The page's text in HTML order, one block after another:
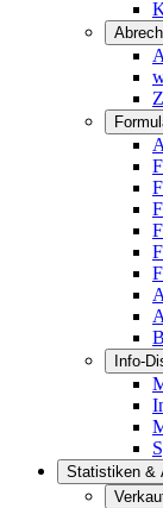
Info-
Statistiken &